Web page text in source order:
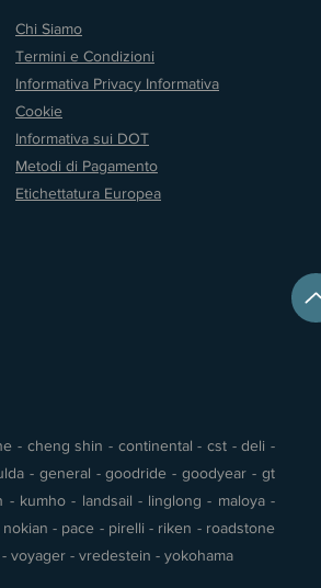
Chi Siamo
Termini e Condizioni
Informativa Privacy Informativa
Cookie
Informativa sui DOT
Metodi di Pagamento
Etichettatura Europea
- cheng shin - continental - cst - deli -
- general - goodride - goodyear - gt
kumho - landsail - linglong - maloya -
- pace - pirelli - riken - roadstone
voyager - vredestein - yokohama